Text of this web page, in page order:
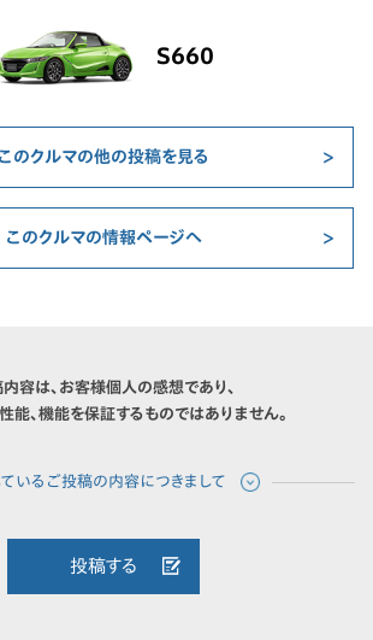
S660
このクルマの他の投稿を見る
このクルマの情報ページへ
容は、お客様個人の感想であり、
能、機能を保証するものではありません。
投稿する